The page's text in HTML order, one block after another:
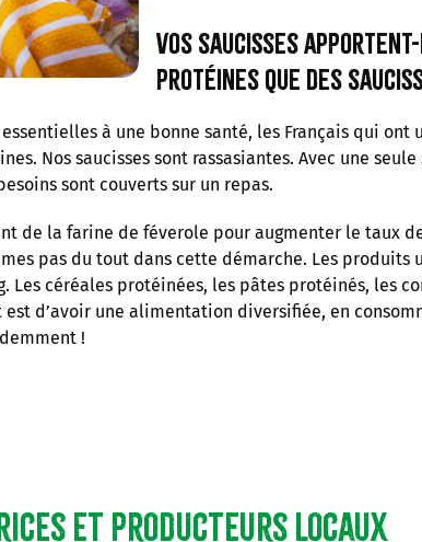
Vos saucisses
protéines que des
à une bonne santé, les Français qui ont
Nos saucisses sont rassasiantes. Avec une
sont couverts sur un repas.
de la farine de féverole pour augmenter le taux
pas du tout dans cette démarche. Les produits
Les céréales protéinées, les pâtes protéinés, les
est d’avoir une alimentation diversifiée, en
!
et producteurs locaux